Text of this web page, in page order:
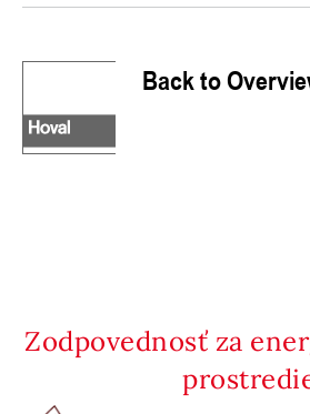
Back to
Zodpovednosť za